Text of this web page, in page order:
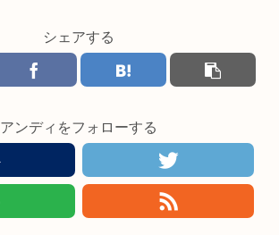
シェアする
アンディをフォローする